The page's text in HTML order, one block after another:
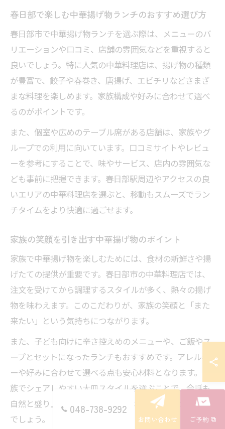
春日部で楽しむ中華揚げ物ランチのおすすめ選び方
春日部市で中華揚げ物ランチを選ぶ際は、メニューのバ
リエーションや口コミ、店舗の雰囲気などを重視すると
良いでしょう。特に人気の中華料理店は、揚げ物の種類
が豊富で、餃子や春巻き、唐揚げ、エビチリなどさまざ
まな料理を楽しめます。家族構成や好みに合わせて選べ
るのがポイントです。
また、個室や広めのテーブル席がある店舗は、家族やグ
ループでの利用に向いています。口コミサイトやレビュ
ーを参考にすることで、味やサービス、店内の雰囲気な
ども事前に把握できます。春日部駅周辺やアクセスの良
いエリアの中華料理店を選ぶと、移動もスムーズでラン
チタイムをより快適に過ごせます。
家族の笑顔を引き出す中華揚げ物のポイント
家族で中華揚げ物を楽しむためには、食材の新鮮さや揚
げたての提供が重要です。春日部市の中華料理店では、
注文を受けてから調理するスタイルが多く、熱々の揚げ
物を味わえます。このこだわりが、家族の笑顔と「また
来たい」という気持ちにつながります。
また、子ども向けに辛さ控えめのメニューや、ご飯やス
ープとセットになったランチもおすすめです。アレルギ
ーや好みに合わせて選べる点も安心材料となります。家
族でシェアしやすい大皿スタイルを選ぶことで、会話も
自然と盛り上がり、食事の時間がより楽しいものになる
でしょう。
048-738-9292
お問い合わせ ご予約